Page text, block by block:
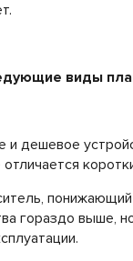
виды
и дешевое
гораздо выше,